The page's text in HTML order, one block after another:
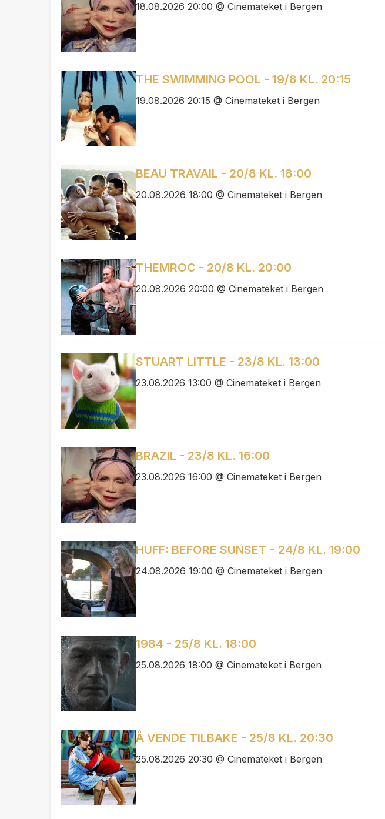
18.08.2026 20:00 @ Cinemateket i Bergen
THE SWIMMING POOL - 19/8 KL. 20:15
19.08.2026 20:15 @ Cinemateket i Bergen
BEAU TRAVAIL - 20/8 KL. 18:00
20.08.2026 18:00 @ Cinemateket i Bergen
THEMROC - 20/8 KL. 20:00
20.08.2026 20:00 @ Cinemateket i Bergen
STUART LITTLE - 23/8 KL. 13:00
23.08.2026 13:00 @ Cinemateket i Bergen
BRAZIL - 23/8 KL. 16:00
23.08.2026 16:00 @ Cinemateket i Bergen
HUFF: BEFORE SUNSET - 24/8 KL. 19:00
24.08.2026 19:00 @ Cinemateket i Bergen
1984 - 25/8 KL. 18:00
25.08.2026 18:00 @ Cinemateket i Bergen
Å VENDE TILBAKE - 25/8 KL. 20:30
25.08.2026 20:30 @ Cinemateket i Bergen